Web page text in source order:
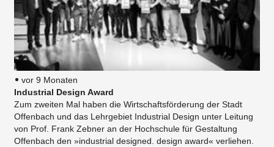
vor 9 Monaten
Industrial Design Award
Zum zweiten Mal haben die Wirtschaftsförderung der Stadt
Offenbach und das Lehrgebiet Industrial Design unter Leitung
von Prof. Frank Zebner an der Hochschule für Gestaltung
Offenbach den »industrial designed. design award« verliehen.